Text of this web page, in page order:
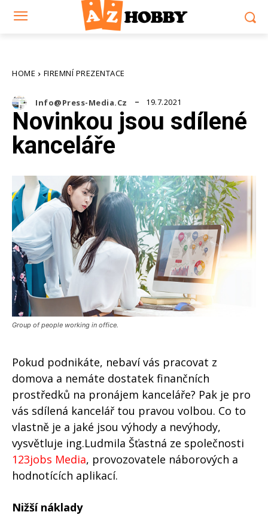
HOME FIREMNÍ PREZENTACE
Info@press-Media.cz 19.7.2021
Novinkou jsou sdílené
kanceláře
Group of people working in office.
Pokud podnikáte, nebaví vás pracovat z
domova a nemáte dostatek finančních
prostředků na pronájem kanceláře? Pak je pro
vás sdílená kancelář tou pravou volbou. Co to
vlastně je a jaké jsou výhody a nevýhody,
vysvětluje ing.Ludmila Šťastná ze společnosti
123jobs Media, provozovatele náborových a
hodnotících aplikací.
Nižší náklady